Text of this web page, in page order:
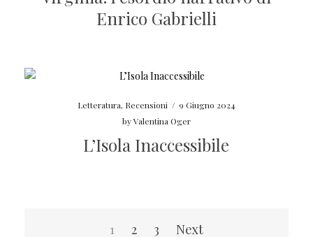
Enrico Gabrielli
Letteratura, Recensioni / 9 Giugno 2024
byValentina Oger
L’Isola Inaccessibile
Navigazione
1 2 3 Next